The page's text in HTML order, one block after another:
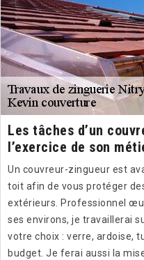
Les tâches d’un
l’exercice de son
Un couvreur-zingueur est
toit afin de vous protéger
extérieurs. Professionnel
ses environs, je travaillerai
votre choix : verre, ardoise,
budget. Je ferai aussi la